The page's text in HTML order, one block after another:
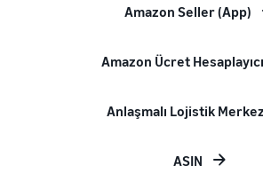
Amazon Seller (App)
Amazon Ücret
Anlaşmalı Lojistik
ASIN